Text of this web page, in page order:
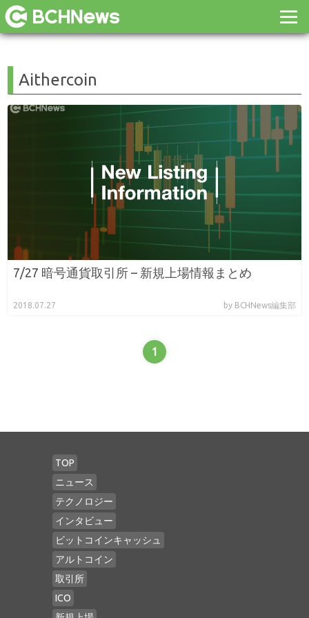
Aithercoin
7/27 暗号通貨取引所 – 新規上場情報まとめ
2018.07.27 by BCHNews編集部
1
TOP
ニュース
テクノロジー
インタビュー
ビットコインキャッシュ
アルトコイン
取引所
ICO